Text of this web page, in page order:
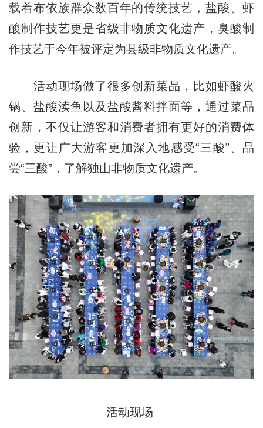
载着布依族群众数百年的传统技艺，盐酸、虾
酸制作技艺更是省级非物质文化遗产，臭酸制
作技艺于今年被评定为县级非物质文化遗产。
活动现场做了很多创新菜品，比如虾酸火
锅、盐酸渎鱼以及盐酸酱料拌面等，通过菜品
创新，不仅让游客和消费者拥有更好的消费体
验，更让广大游客更加深入地感受“三酸”、品
尝“三酸”，了解独山非物质文化遗产。
活动现场